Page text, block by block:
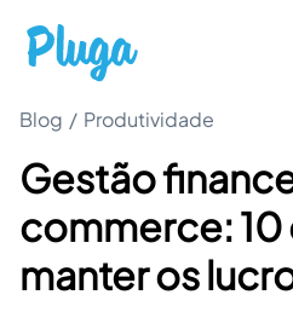
Novidades
Blog / Produtividade
Gestão
commerce: 10
manter os